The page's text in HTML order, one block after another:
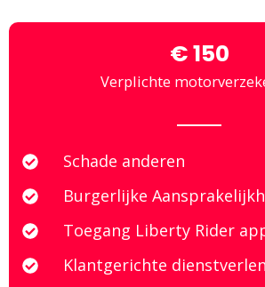
€ 150
Verplichte
Schade anderen
Burgerlijke
Toegang Liberty Rider
Klantgerichte